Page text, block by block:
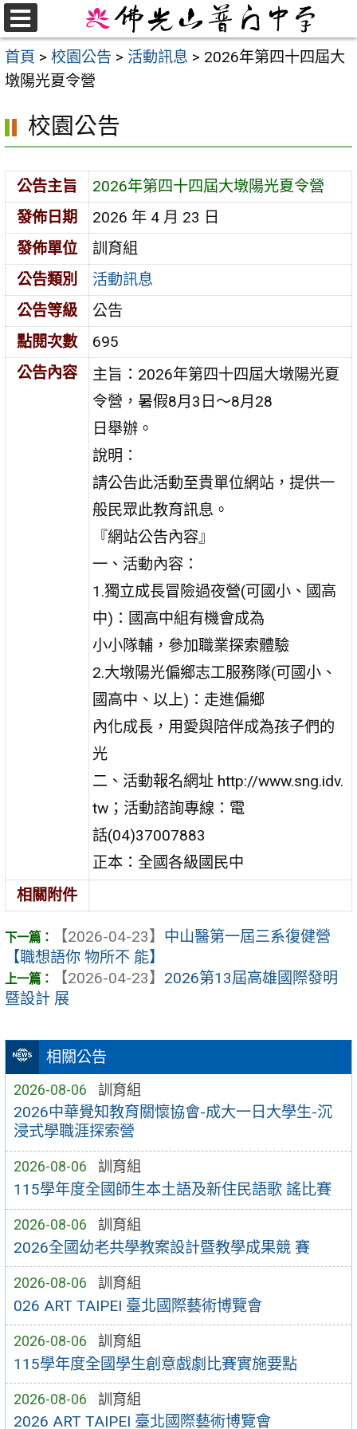
跳
至
主
要
首頁 > 校園公告 > 活動訊息 > 2026年第四十四屆大
墩陽光夏令營
相關公告
2026-08-06 訓育組
2026中華覺知教育關懷協會-成大一日大學生-沉
浸式學職涯探索營
2026-08-06 訓育組
115學年度全國師生本土語及新住民語歌 謠比賽
2026-08-06 訓育組
2026全國幼老共學教案設計暨教學成果競 賽
2026-08-06 訓育組
026 ART TAIPEI 臺北國際藝術博覽會
2026-08-06 訓育組
115學年度全國學生創意戲劇比賽實施要點
2026-08-06 訓育組
2026 ART TAIPEI 臺北國際藝術博覽會
校園公告
公告主旨
2026年第四十四屆大墩陽光夏令營
發佈日期
2026 年 4 月 23 日
發佈單位
訓育組
公告類別
活動訊息
公告等級
公告
點閱次數
695
公告內容
主旨：2026年第四十四屆大墩陽光夏
令營，暑假8月3日～8月28
日舉辦。
說明：
請公告此活動至貴單位網站，提供一
般民眾此教育訊息。
『網站公告內容』
一、活動內容：
1.獨立成長冒險過夜營(可國小、國高
中)：國高中組有機會成為
小小隊輔，參加職業探索體驗
2.大墩陽光偏鄉志工服務隊(可國小、
國高中、以上)：走進偏鄉
內化成長，用愛與陪伴成為孩子們的
光
二、活動報名網址 http://www.sng.idv.
tw；活動諮詢專線：電
話(04)37007883
正本：全國各級國民中
相關附件
【2026-04-23】 中山醫第一屆三系復健營
【職想語你 物所不 能】
【2026-04-23】 2026第13屆高雄國際發明
暨設計 展
選
單